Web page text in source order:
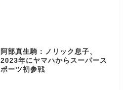
阿部真生騎：ノリック息子、
2023年にヤマハからスーパース
ポーツ初参戦